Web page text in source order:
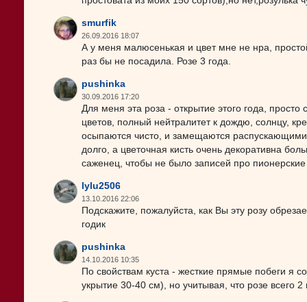
smurfik
26.09.2016 18:07
А у меня малюсенькая и цвет мне не нра,
раз бы не посадила. Розе 3 года.
pushinka
30.09.2016 17:20
Для меня эта роза - открытие этого года,
цветов, полный нейтралитет к дождю, солнцу,
осыпаются чисто, и замещаются
долго, а цветочная кисть очень декоративна
саженец, чтобы не было записей про пионерские
lylu2506
13.10.2016 22:06
Подскажите, пожалуйста, как Вы эту розу
годик
pushinka
14.10.2016 10:35
По свойствам куста - жесткие прямые побеги я
укрытие 30-40 см), но учитывая, что розе всего